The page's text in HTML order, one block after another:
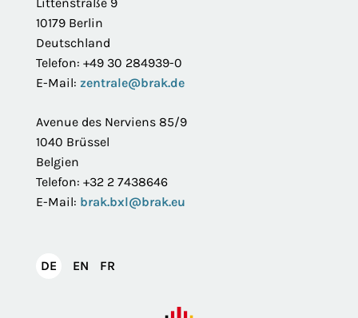
10179 Berlin
Deutschland
Telefon: +49 30 284939-0
E-Mail: zentrale@brak.de
Avenue des Nerviens 85/9
1040 Brüssel
Belgien
Telefon: +32 2 7438646
E-Mail: brak.bxl@brak.eu
DEDeutsch
EN English
FR